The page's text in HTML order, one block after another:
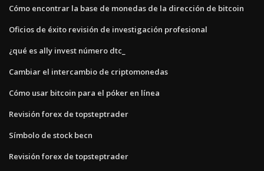
Cómo encontrar la base de monedas de la dirección de bitcoin
Oficios de éxito revisión de investigación profesional
¿qué es ally invest número dtc_
Cambiar el intercambio de criptomonedas
Cómo usar bitcoin para el póker en línea
Revisión forex de topsteptrader
Símbolo de stock becn
Revisión forex de topsteptrader